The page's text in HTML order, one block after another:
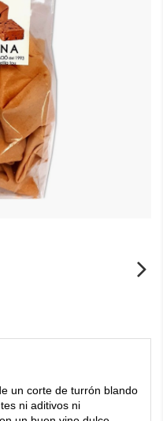
un corte de turrón blando
ni aditivos ni